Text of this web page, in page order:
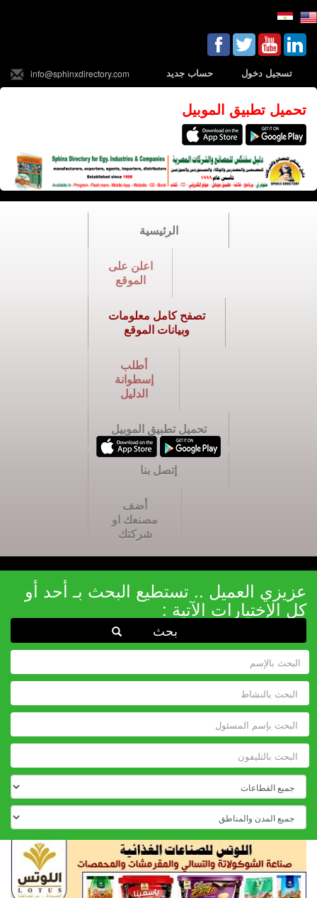
تسجيل دخول حساب جديد info@sphinxdirectory.com
تحميل تطبيق الموبيل
الرئيسية
اعلن على
الموقع
تصفح كامل معلومات
وبيانات الموقع
أطلب
إسطوانة
الدليل
تحميل تطبيق الموبيل
إتصل بنا
أضف
مصنعك او
شركتك
عزيزي العميل .. تستطيع البحث بـ أحد أو
كل الإختيارات الآتية :